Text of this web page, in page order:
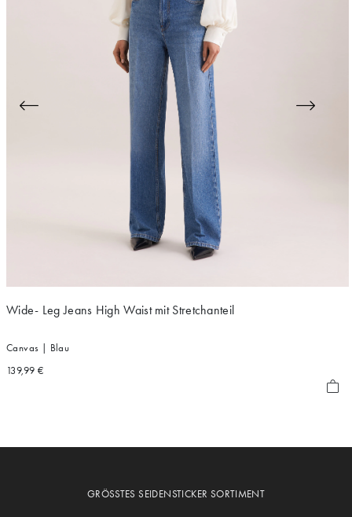
Wide- Leg Jeans High Waist mit Stretchanteil
Canvas | Blau
139,99 €
GRÖSSTES SEIDENSTICKER SORTIMENT